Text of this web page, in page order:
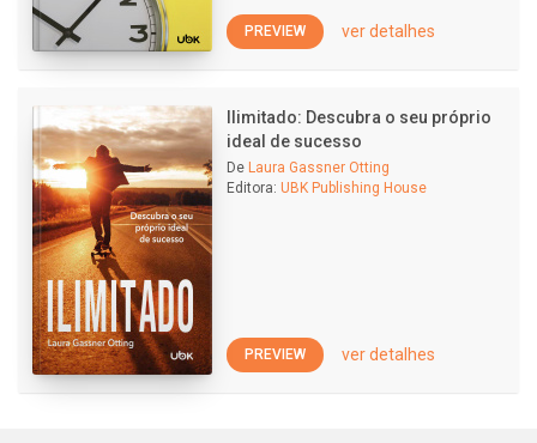
PREVIEW ver detalhes
Ilimitado: Descubra o seu próprio
ideal de sucesso
De Laura Gassner Otting
Editora: UBK Publishing House
PREVIEW ver detalhes